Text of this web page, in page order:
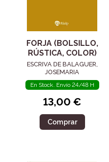
FORJA (BOLSILLO,
RÚSTICA, COLOR)
ESCRIVA DE BALAGUER,
JOSEMARIA
En Stock. Envío 24/48 H
13,00 €
Comprar